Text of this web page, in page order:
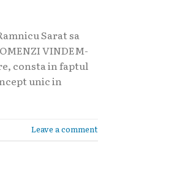
Sarat sa
VINDEM-
consta in faptul
unic in
Leave a comment